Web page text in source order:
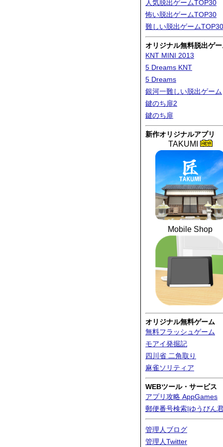
人気脱出ゲームTOP30
怖い脱出ゲームTOP30
難しい脱出ゲームTOP30
オリジナル無料脱出ゲ
KNT MINI 2013
5 Dreams KNT
5 Dreams
銀河一難しい脱出ゲーム
鍵のち扉2
鍵のち扉
新作オリジナルアプリ
TAKUMI
Mobile Shop
オリジナル無料ゲーム
無料フラッシュゲーム
モアイ発掘記
四川省 二角取り
麻雀ソリティア
WEBツール・サービス
アプリ攻略 AppGames
郵便番号検索|ゆうびん
管理人ブログ
管理人Twitter